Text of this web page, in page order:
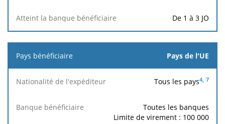
De 1 à 3 JO
Pays de l'UE
Tous les pays4, 7
Toutes les banques
Limite de virement : 100 000